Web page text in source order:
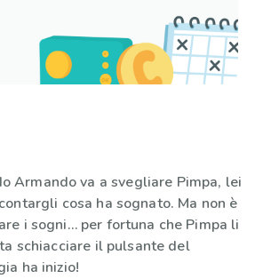
Armando va a svegliare Pimpa, lei
cosa ha sognato. Ma non è
i sogni… per fortuna che Pimpa li
schiacciare il pulsante del
ha inizio!